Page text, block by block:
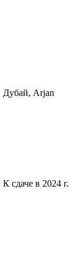
Дубай, Arjan
К сдаче в 2024 г.